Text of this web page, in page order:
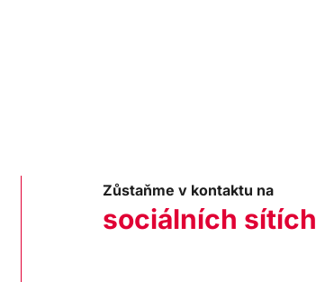
Zůstaňme v kontaktu na
sociálních sítích